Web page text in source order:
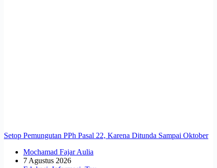
Setop Pemungutan PPh Pasal 22, Karena Ditunda Sampai Oktober
Mochamad Fajar Aulia
7 Agustus 2026